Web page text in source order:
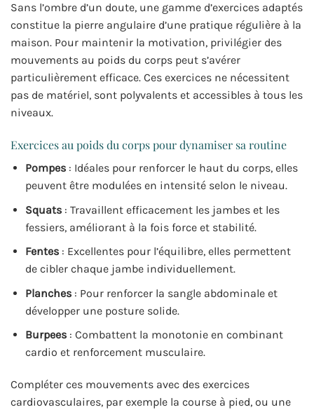
Sans l’ombre d’un doute, une gamme d’exercices adaptés
constitue la pierre angulaire d’une pratique régulière à la
maison. Pour maintenir la motivation, privilégier des
mouvements au poids du corps peut s’avérer
particulièrement efficace. Ces exercices ne nécessitent
pas de matériel, sont polyvalents et accessibles à tous les
niveaux.
Exercices au poids du corps pour dynamiser sa routine
Pompes: Idéales pour renforcer le haut du corps, elles
peuvent être modulées en intensité selon le niveau.
Squats: Travaillent efficacement les jambes et les
fessiers, améliorant à la fois force et stabilité.
Fentes: Excellentes pour l’équilibre, elles permettent
de cibler chaque jambe individuellement.
Planches: Pour renforcer la sangle abdominale et
développer une posture solide.
Burpees: Combattent la monotonie en combinant
cardio et renforcement musculaire.
Compléter ces mouvements avec des exercices
cardiovasculaires, par exemple la course à pied, ou une